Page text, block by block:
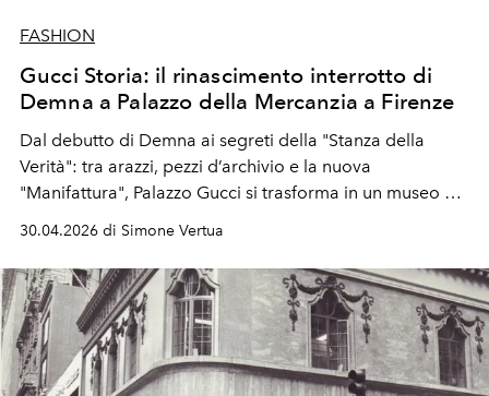
FASHION
Gucci Storia: il rinascimento interrotto di
Demna a Palazzo della Mercanzia a Firenze
Dal debutto di Demna ai segreti della "Stanza della
Verità": tra arazzi, pezzi d’archivio e la nuova
"Manifattura", Palazzo Gucci si trasforma in un museo di
musei per ricodificare l’identità e il savoir-faire della
30.04.2026 di Simone Vertua